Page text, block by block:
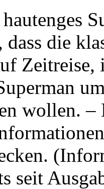
die
wollen.
seit